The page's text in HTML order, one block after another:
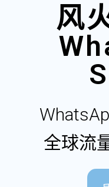
风
全球流